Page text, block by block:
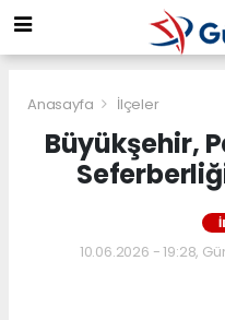
Anasayfa İlçeler
Büyükşehir,
10.06.2026 - 19:28,